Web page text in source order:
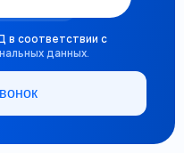
в соответствии с
данных.